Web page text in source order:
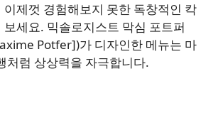
이제껏 경험해보지 못한 독창적인 칵
세요. 믹솔로지스트 막심 포트퍼
Potfer])가 디자인한 메뉴는 마
처럼 상상력을 자극합니다.